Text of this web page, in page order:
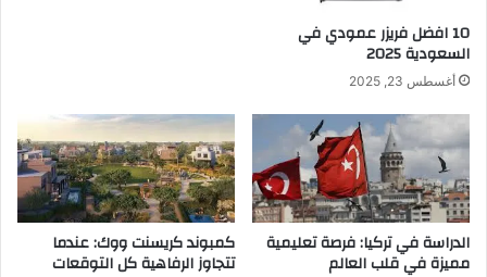
10 افضل فريزر عمودي​ في
السعودية​ 2025
أغسطس 23, 2025
الدراسة في تركيا: فرصة تعليمية
مميزة في قلب العالم
كمبوند كريسنت ووك: عندما
تتجاوز الرفاهية كل التوقعات